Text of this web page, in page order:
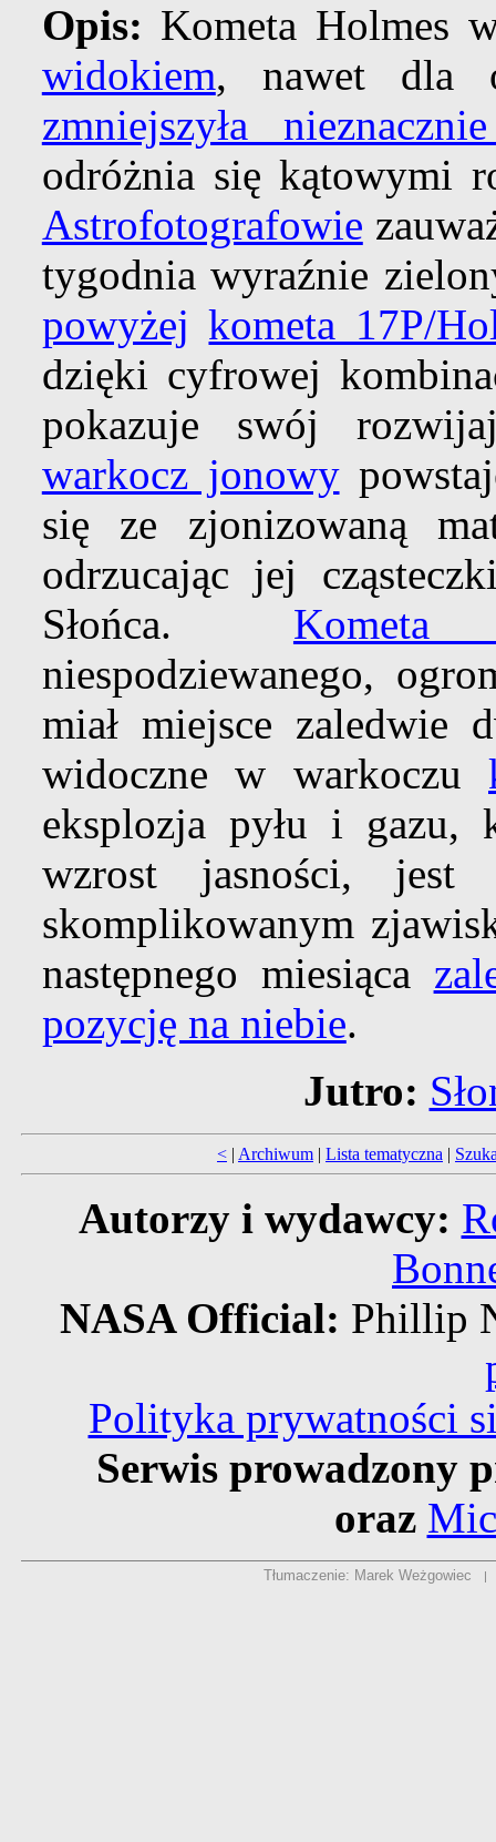
Opis: Kometa Holmes
widokiem, nawet dla
zmniejszyła
odróżnia się kątowymi
Astrofotografowie
tygodnia wyraźnie
powyżej kometa 17P/
dzięki cyfrowej
pokazuje swój
warkocz jonowy
się ze zjonizowaną
odrzucając jej
Słońca.
niespodziewanego,
miał miejsce zaledwie
widoczne w warkoczu
eksplozja pyłu i gazu,
wzrost jasności,
skomplikowanym
następnego miesiąca
pozycję na niebie.
Jutro:
< | Archiwum | Lista tematyczna |
Autorzy i wydawcy:
NASA Official: Phillip
Polityka prywatności
Serwis prowadzony
oraz
Tłumaczenie: Marek Weżgowiec